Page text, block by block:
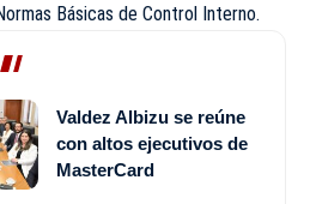
Básicas de Control Interno.
Valdez Albizu se reúne
con altos ejecutivos de
MasterCard